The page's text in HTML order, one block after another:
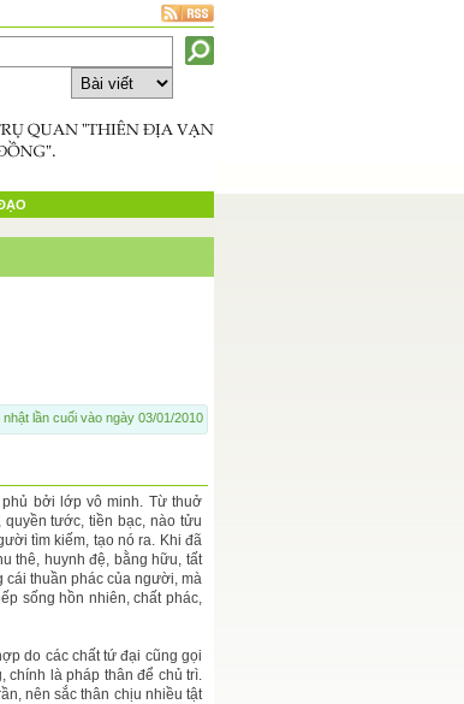
lần cuối vào ngày 03/01/2010
bởi lớp vô minh. Từ thuở
tước, tiền bạc, nào tửu
tìm kiếm, tạo nó ra. Khi đã
thê, huynh đệ, bằng hữu, tất
cái thuần phác của người, mà
sống hồn nhiên, chất phác,
do các chất tứ đại cũng gọi
chính là pháp thân để chủ trì.
nên sắc thân chịu nhiều tật